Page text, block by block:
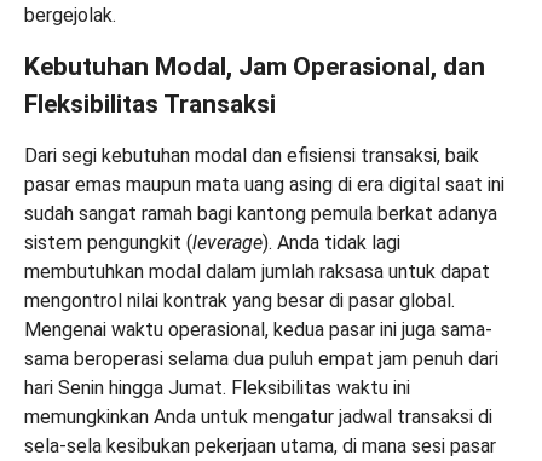
bergejolak.
Kebutuhan Modal, Jam Operasional, dan
Fleksibilitas Transaksi
Dari segi kebutuhan modal dan efisiensi transaksi, baik
pasar emas maupun mata uang asing di era digital saat ini
sudah sangat ramah bagi kantong pemula berkat adanya
sistem pengungkit (leverage). Anda tidak lagi
membutuhkan modal dalam jumlah raksasa untuk dapat
mengontrol nilai kontrak yang besar di pasar global.
Mengenai waktu operasional, kedua pasar ini juga sama-
sama beroperasi selama dua puluh empat jam penuh dari
hari Senin hingga Jumat. Fleksibilitas waktu ini
memungkinkan Anda untuk mengatur jadwal transaksi di
sela-sela kesibukan pekerjaan utama, di mana sesi pasar